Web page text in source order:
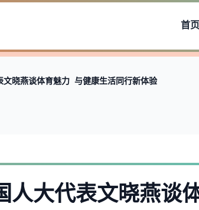
首页
文晓燕谈体育魅力 与健康生活同行新体验
人大代表文晓燕谈